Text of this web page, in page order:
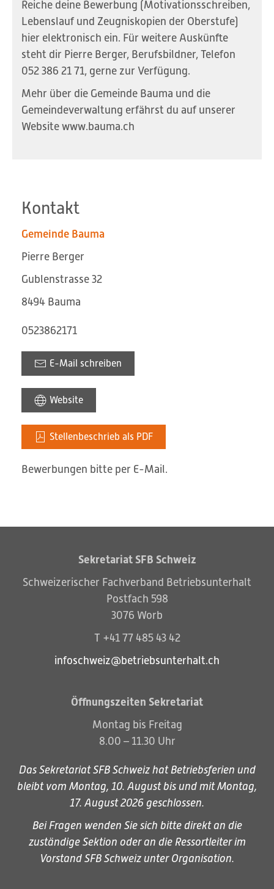
Reiche deine Bewerbung (Motivationsschreiben,
Lebenslauf und Zeugniskopien der Oberstufe)
hier elektronisch ein. Für weitere Auskünfte
steht dir Pierre Berger, Berufsbildner, Telefon
052 386 21 71, gerne zur Verfügung.
Mehr über die Gemeinde Bauma und die
Gemeindeverwaltung erfährst du auf unserer
Website www.bauma.ch
Kontakt
Gemeinde Bauma
Pierre Berger
Gublenstrasse 32
8494 Bauma
0523862171
E-Mail schreiben
Website
Stellenbeschrieb als PDF
Bewerbungen bitte per E-Mail.
Sekretariat SFB Schweiz
Schweizerischer Fachverband Betriebsunterhalt
Postfach 598
3076 Worb
T +41 77 485 43 42
infoschweiz@betriebsunterhalt.ch
Öffnungszeiten Sekretariat
Montag bis Freitag
8.00 – 11.30 Uhr
Das Sekretariat SFB Schweiz hat Betriebsferien und
bleibt vom Montag, 10. August bis und mit Montag,
17. August 2026 geschlossen.
Bei Fragen wenden Sie sich bitte direkt an die
zuständige Sektion oder an die Ressortleiter im
Vorstand SFB Schweiz unter Organisation.